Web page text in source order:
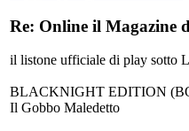
Re: Online il Magazine
il listone ufficiale di play sotto
BLACKNIGHT EDITION
Il Gobbo Maledetto